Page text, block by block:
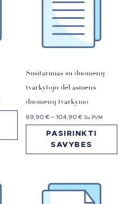
Susitarimas su duomenų
tvarkytoju dėl asmens
duomenų tvarkymo
69,90€ – 104,90€ Su PVM
PASIRINKTI
SAVYBES